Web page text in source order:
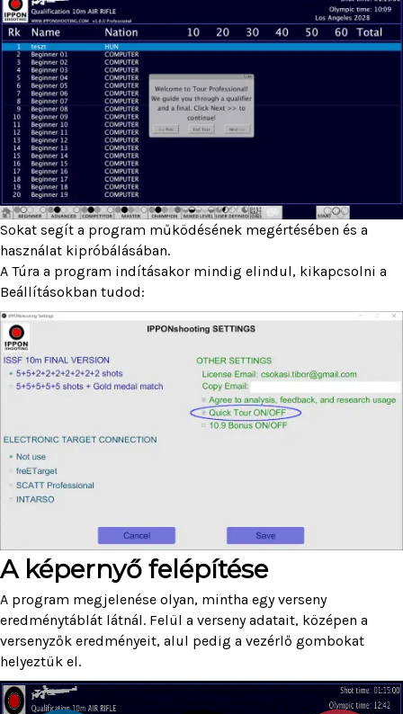
Sokat segít a program működésének megértésében és a
használat kipróbálásában.
A Túra a program indításakor mindig elindul, kikapcsolni a
Beállításokban tudod:
A képernyő felépítése
A program megjelenése olyan, mintha egy verseny
eredménytáblát látnál. Felül a verseny adatait, középen a
versenyzők eredményeit, alul pedig a vezérlő gombokat
helyeztük el.